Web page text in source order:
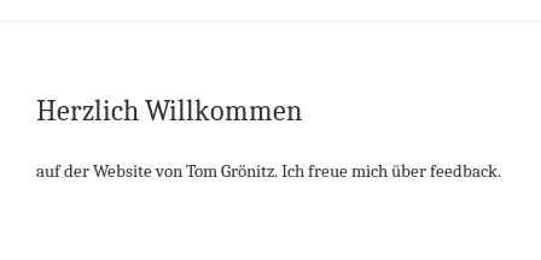
AM
Herzlich Willkommen
auf der Website von Tom Grönitz. Ich freue mich über feedback.